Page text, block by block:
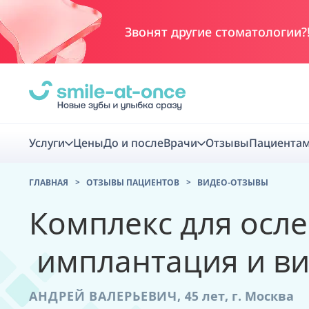
Акция!ДО 20%на план лечения
Услуги ЦеныДо и послеВрачи Отзывы
Комплекс
Smile VR -
ГЛАВНАЯ ОТЗЫВЫ ПАЦИЕНТОВ ВИДЕО-ОТЗЫВЫ
Комплекс для
имплантация и
АНДРЕЙ ВАЛЕРЬЕВИЧ, 45 лет, г. Москва